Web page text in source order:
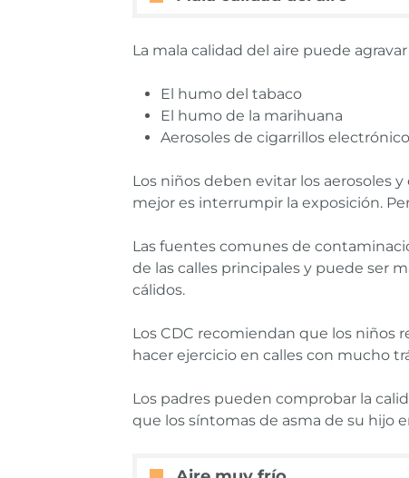
La mala calidad del aire puede
El humo del tabaco
El humo de la marihuana
Aerosoles de cigarrillos
Los niños deben evitar los aerosoles
mejor es interrumpir la exposición.
Las fuentes comunes de
de las calles principales y puede ser
cálidos.
Los CDC recomiendan que los niños
hacer ejercicio en calles con mucho
Los padres pueden comprobar la
que los síntomas de asma de su hijo